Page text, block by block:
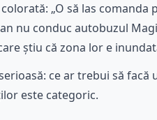
„O să las comanda
nu conduc autobuzul
știu că zona lor e
ce ar trebui să facă
este categoric.